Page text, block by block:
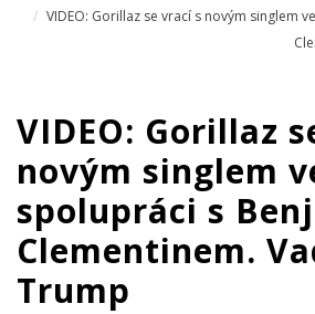
VIDEO: Gorillaz se vrací s novým singlem
VIDEO: Gorillaz
novým singlem
spolupráci s
Clementinem.
Trump